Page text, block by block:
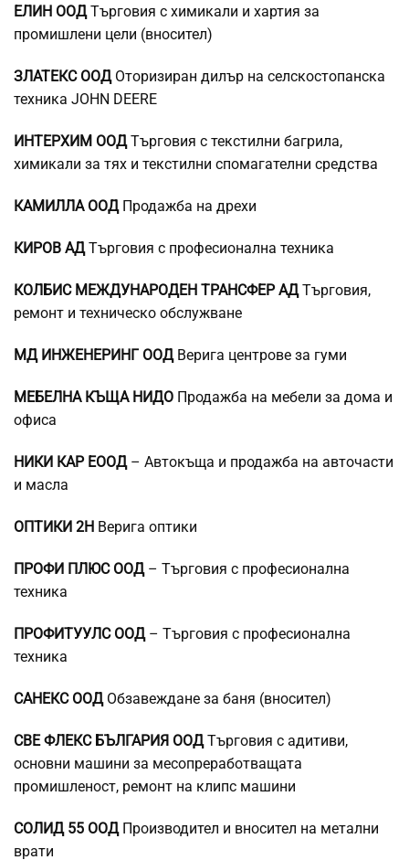
ЕЛИН ООДТърговия с химикали и хартия за
промишлени цели (вносител)
ЗЛАТЕКС ООД Оторизиран дилър на селскостопанска
техника JOHN DEERE
ИНТЕРХИМ ООДТърговия с текстилни багрила,
химикали за тях и текстилни спомагателни средства
КАМИЛЛА ООД Продажба на дрехи
КИРОВ АДТърговия с професионална техника
КОЛБИС МЕЖДУНАРОДЕН ТРАНСФЕР АДТърговия,
ремонт и техническо обслужване
МД ИНЖЕНЕРИНГ ООД Верига центрове за гуми
МЕБЕЛНА КЪЩА НИДО Продажба на мебели за дома и
офиса
НИКИ КАР ЕООД– Автокъща и продажба на авточасти
и масла
ОПТИКИ 2Н Верига оптики
ПРОФИ ПЛЮС ООД– Търговия с професионална
техника
ПРОФИТУУЛС ООД– Търговия с професионална
техника
САНЕКС ООД Обзавеждане за баня (вносител)
СВЕ ФЛЕКС БЪЛГАРИЯ ООДТърговия с адитиви,
основни машини за месопреработващата
промишленост, ремонт на клипс машини
СОЛИД 55 ООД Производител и вносител на метални
врати